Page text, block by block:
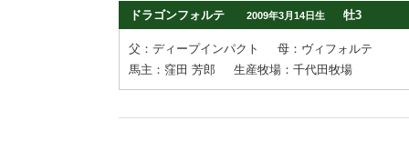
ドラゴンフォルテ
2009年3月14日生 牡3
父：ディープインパクト
母：ヴィフォルテ
馬主：窪田 芳郎
生産牧場：千代田牧場